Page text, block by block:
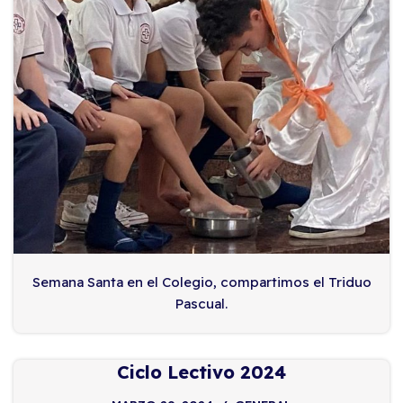
Semana Santa en el Colegio, compartimos el Triduo
Pascual.
Ciclo Lectivo 2024